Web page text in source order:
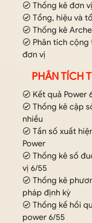
Thống kê đơn vị
Tổng, hiệu và
Thống kê
Phân tích cộng
đơn vị
PHÂN TÍCH
Kết quả Power
Thống kê cặp
nhiều
Tần số xuất
Power
Thống kê số
vị 6/55
Thống kê
pháp định kỳ
Thống kế hồi
power 6/55